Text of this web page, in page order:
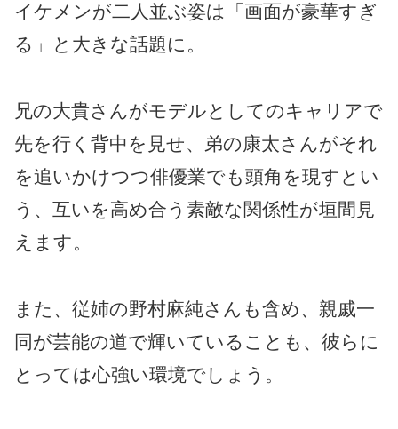
イケメンが二人並ぶ姿は「画面が豪華すぎ
る」と大きな話題に。
兄の大貴さんがモデルとしてのキャリアで
先を行く背中を見せ、弟の康太さんがそれ
を追いかけつつ俳優業でも頭角を現すとい
う、互いを高め合う素敵な関係性が垣間見
えます。
また、従姉の野村麻純さんも含め、親戚一
同が芸能の道で輝いていることも、彼らに
とっては心強い環境でしょう。